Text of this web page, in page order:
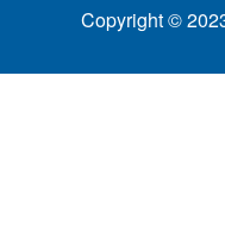
Copyright ©